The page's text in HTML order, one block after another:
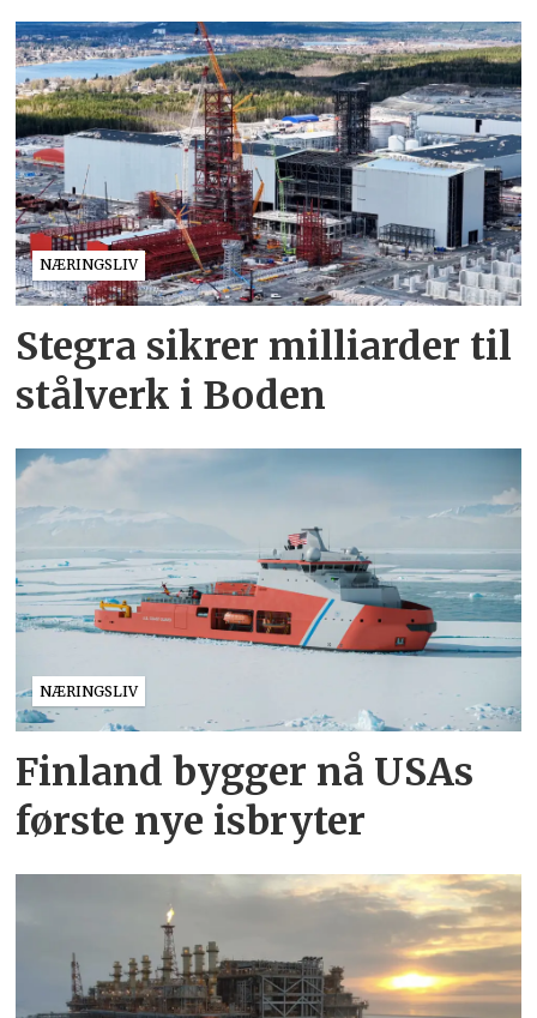
NÆRINGSLIV
Stegra sikrer milliarder til
stålverk i Boden
NÆRINGSLIV
Finland bygger nå USAs
første nye isbryter